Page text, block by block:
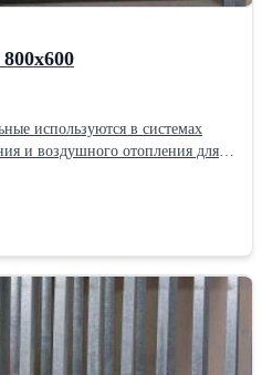
используются в системах
и воздушного отопления для
представляют собой
ламелями и